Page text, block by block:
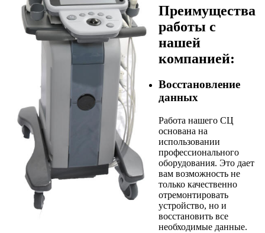
Преимущества
работы с
нашей
компанией:
Восстановление
данных
Работа нашего СЦ
основана на
использовании
профессионального
оборудования. Это дает
вам возможность не
только качественно
отремонтировать
устройство, но и
восстановить все
необходимые данные.